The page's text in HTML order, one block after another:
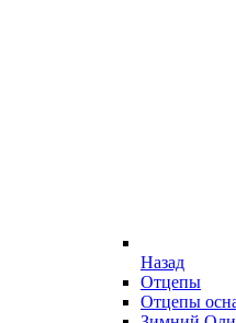
Назад
Отцепы
Отцепы